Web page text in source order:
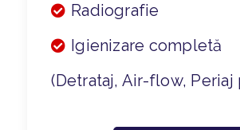
Radiografie
Igienizare completă
(Detrataj, Air-flow, Periaj